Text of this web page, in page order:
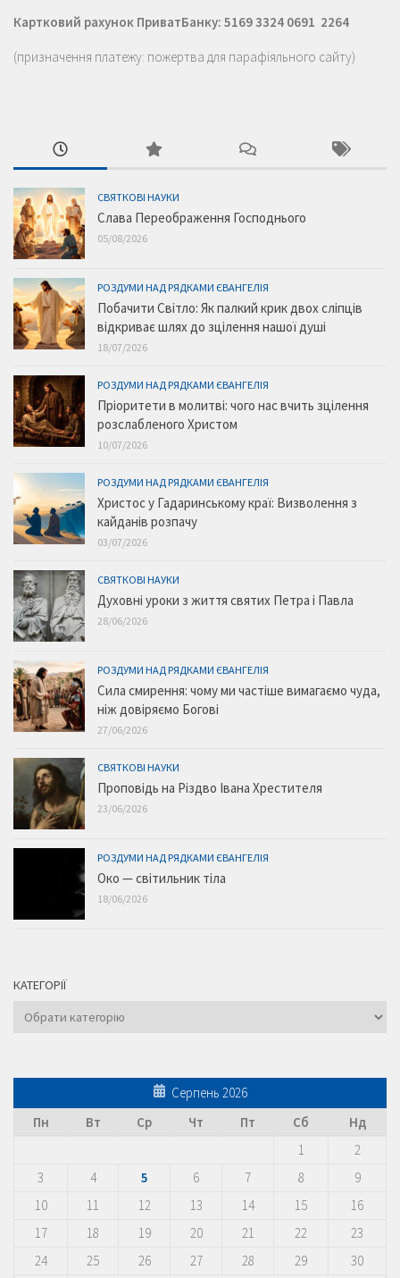
Картковий рахунок ПриватБанку: 5169 3324 0691 2264
(призначення платежу: пожертва для парафіяльного сайту)
СВЯТКОВІ НАУКИ
Слава Переображення Господнього
05/08/2026
РОЗДУМИ НАД РЯДКАМИ ЄВАНГЕЛІЯ
Побачити Світло: Як палкий крик двох сліпців
відкриває шлях до зцілення нашої душі
18/07/2026
РОЗДУМИ НАД РЯДКАМИ ЄВАНГЕЛІЯ
Пріоритети в молитві: чого нас вчить зцілення
розслабленого Христом
10/07/2026
РОЗДУМИ НАД РЯДКАМИ ЄВАНГЕЛІЯ
Христос у Гадаринському краї: Визволення з
кайданів розпачу
03/07/2026
СВЯТКОВІ НАУКИ
Духовні уроки з життя святих Петра і Павла
28/06/2026
РОЗДУМИ НАД РЯДКАМИ ЄВАНГЕЛІЯ
Сила смирення: чому ми частіше вимагаємо чуда,
ніж довіряємо Богові
27/06/2026
СВЯТКОВІ НАУКИ
Проповідь на Різдво Івана Хрестителя
23/06/2026
РОЗДУМИ НАД РЯДКАМИ ЄВАНГЕЛІЯ
Око — світильник тіла
18/06/2026
КАТЕГОРІЇ
Категорії
Серпень 2026
Пн
Вт Ср Чт Пт Сб
Нд
1
2
3
4 5 6 7 8
9
10
11 12 13 14 15
16
17
18 19 20 21 22
23
24
25 26 27 28 29
30